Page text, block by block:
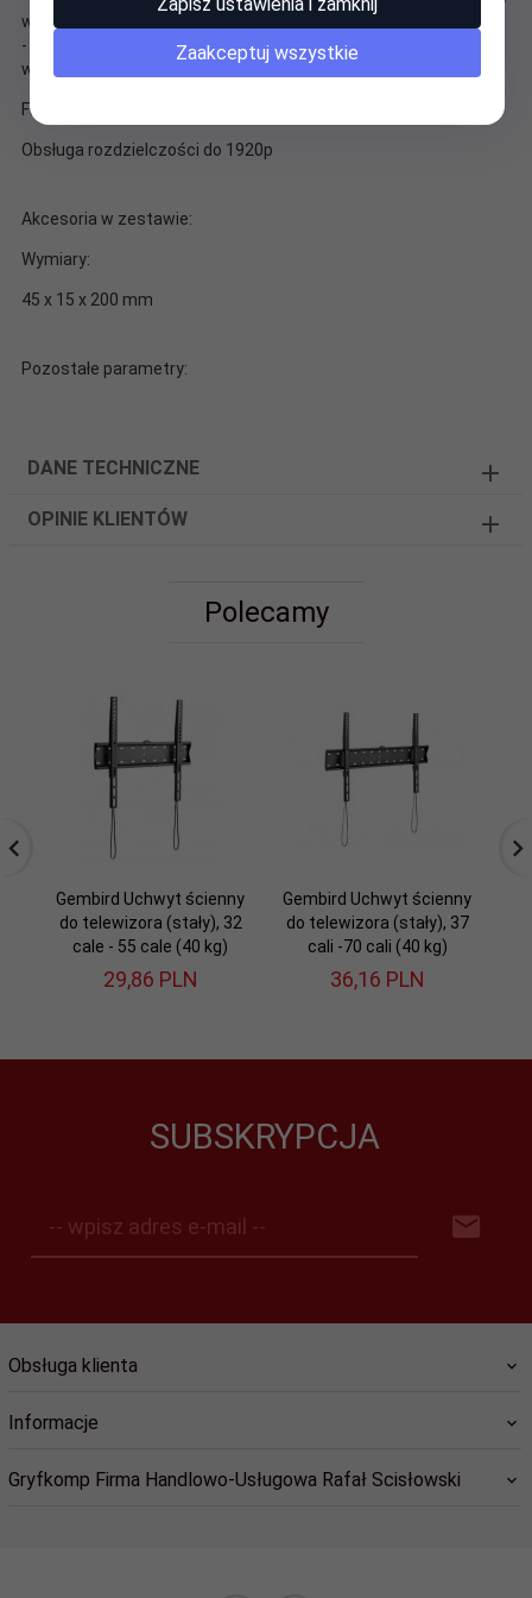
wersji 1.4
- Rozdzielczość wideo na wyjściu jest taka sama jak obrazu
wejściowego.
Funkcje specjalne:
Obsługa rozdzielczości do 1920p
Akcesoria w zestawie:
Wymiary:
45 x 15 x 200 mm
Pozostałe parametry:
DANE TECHNICZNE
OPINIE KLIENTÓW
Polecamy
Gembird Uchwyt ścienny
do telewizora (stały), 32
cale - 55 cale (40 kg)
29,86 PLN
Gembird Uchwyt ścienny
do telewizora (stały), 37
cali -70 cali (40 kg)
36,16 PLN
SUBSKRYPCJA
-- wpisz adres e-mail --
Obsługa klienta
Informacje
Gryfkomp Firma Handlowo-Usługowa Rafał Scisłowski
Zaakceptuj wszystkie